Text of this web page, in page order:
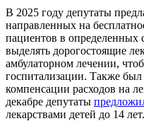
В 2025 году депутаты
направленных на
пациентов в определенных
выделять дорогостоящие
амбулаторном лечении,
госпитализации. Также был
компенсации расходов на
декабре депутаты
лекарствами детей до 14 лет.